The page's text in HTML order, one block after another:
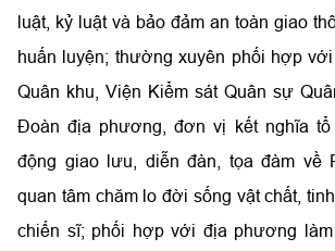
luật, kỷ luật và bảo đảm an toàn giao
huấn luyện; thường xuyên phối hợp
Quân khu, Viện Kiểm sát Quân sự
Đoàn địa phương, đơn vị kết nghĩa tổ
động giao lưu, diễn đàn, tọa đàm về
quan tâm chăm lo đời sống vật chất,
chiến sĩ; phối hợp với địa phương